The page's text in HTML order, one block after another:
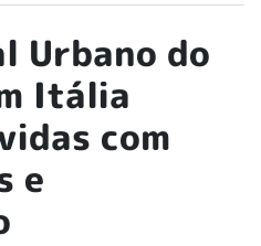
Urbano do
Itália
com
e